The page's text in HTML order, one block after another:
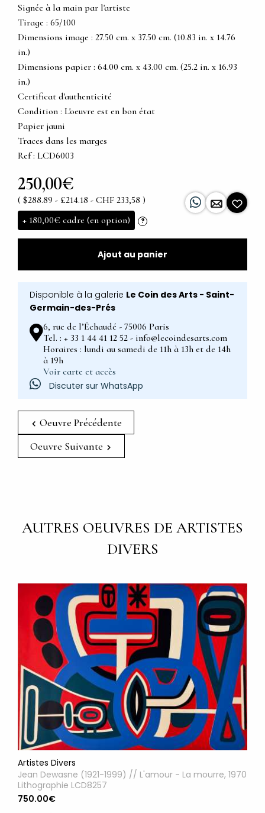
Signée à la main par l'artiste
Tirage : 65/100
Dimensions image : 27.50 cm. x 37.50 cm. (10.83 in. x 14.76
in.)
Dimensions papier : 64.00 cm. x 43.00 cm. (25.2 in. x 16.93
in.)
Certificat d'authenticité
Condition : L'oeuvre est en bon état
Papier jauni
Traces dans les marges
Ref : LCD6003
250,00€
( $288.89 - £214.18 - CHF 233,58 )
+ 180,00€ cadre (en option) ?
Ajout au panier
Disponible à la galerie Le Coin des Arts - Saint-
Germain-des-Prés
6, rue de l’Échaudé - 75006 Paris
Tel. : + 33 1 44 41 12 52 - info@lecoindesarts.com
Horaires : lundi au samedi de 11h à 13h et de 14h
à 19h
Voir carte et accès
Discuter sur WhatsApp
Oeuvre Précédente
Oeuvre Suivante
AUTRES OEUVRES DE ARTISTES
DIVERS
Artistes Divers
Jean Dewasne (1921-1999) // L'amour - La mourre, 1970
Lithographie LCD8257
750.00€